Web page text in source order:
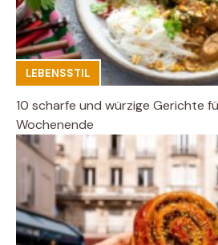
LEBENSSTIL
10 scharfe und würzige Gerichte
Wochenende